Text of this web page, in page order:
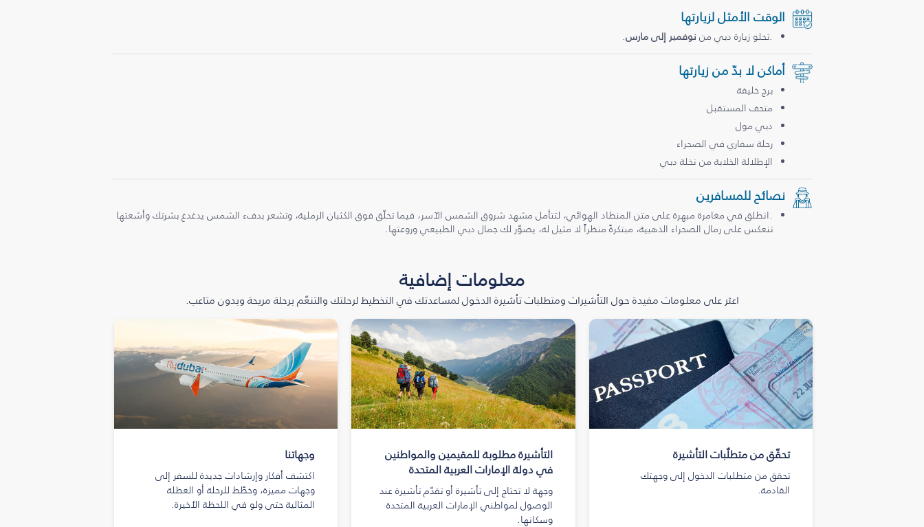
الوقت الأمثل لزيارتها
.تحلو زيارة دبي من نوفمبر إلى مارس.
أماكن لا بدّ من زيارتها
برج خليفة
متحف المستقبل
دبي مول
رحلة سفاري في الصحراء
الإطلالة الخلابة من نخلة دبي
نصائح للمسافرين
.انطلق في مغامرة مبهرة على متن المنطاد الهوائي، لتتأمل مشهد شروق الشمس الآسر، فيما تحلّق فوق الكثبان الرملية، وتشعر بدفء الشمس يدغدغ بشرتك وأشعتها
تنعكس على رمال الصحراء الذهبية، مبتكرةً منظراً لا مثيل له، يصوّر لك جمال دبي الطبيعي وروعتها.
معلومات إضافية
اعثر على معلومات مفيدة حول التأشيرات ومتطلبات تأشيرة الدخول لمساعدتك في التخطيط لرحلتك والتنعّم برحلة مريحة وبدون متاعب.
تحقّق من متطلّبات التأشيرة
تحقق من متطلبات الدخول إلى وجهتك
القادمة.
التأشيرة مطلوبة للمقيمين والمواطنين
في دولة الإمارات العربية المتحدة
وجهة لا تحتاج إلى تأشيرة أو تقدّم تأشيرة عند
الوصول لمواطني الإمارات العربية المتحدة
وسكانها.
وجهاتنا
اكتشف أفكار وإرشادات جديدة للسفر إلى
وجهات مميزة، وخطّط للرحلة أو العطلة
المثالية حتى ولو في اللحظة الأخيرة.